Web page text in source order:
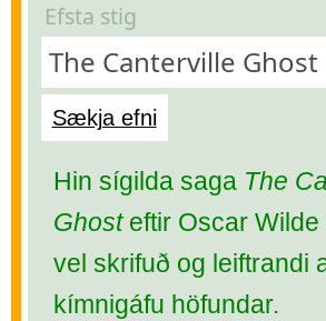
Efsta stig
The Canterville Ghost
Sækja efni
Hin sígilda saga The
Ghosteftir Oscar
vel skrifuð og leiftrandi
kímnigáfu höfundar.